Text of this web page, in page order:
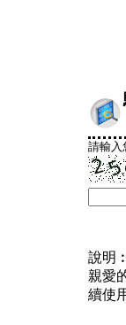
請輸入
說明︰
親愛
續使